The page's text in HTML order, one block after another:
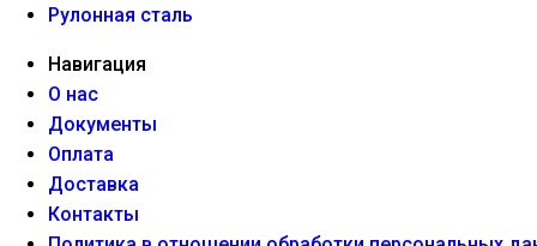
Рулонная сталь
Навигация
О нас
Документы
Оплата
Доставка
Контакты